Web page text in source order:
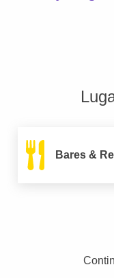
Bares &